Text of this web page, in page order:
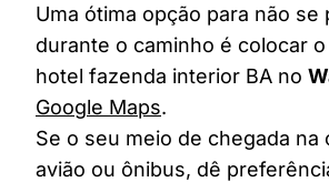
Uma ótima opção para não se
durante o caminho é colocar
hotel fazenda interior BA no
Google Maps.
Se o seu meio de chegada na
avião ou ônibus, dê